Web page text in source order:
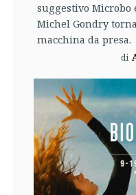
suggestivo Microbo
Michel Gondry
macchina da presa.
di